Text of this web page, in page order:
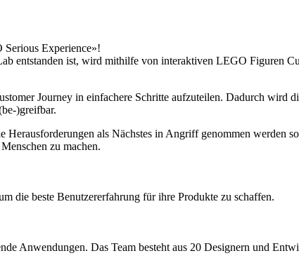
Experience»!
entstanden ist, wird mithilfe von interaktiven LEGO Figuren
Journey in einfachere Schritte aufzuteilen. Dadurch wird
)greifbar.
als Nächstes in Angriff genommen werden
zu machen.
die beste Benutzererfahrung für ihre Produkte zu schaffen.
Anwendungen. Das Team besteht aus 20 Designern und